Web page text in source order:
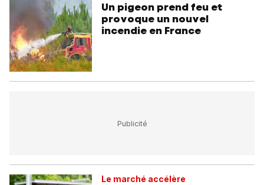
Un pigeon prend feu et
provoque un nouvel
incendie en France
Le marché accélère